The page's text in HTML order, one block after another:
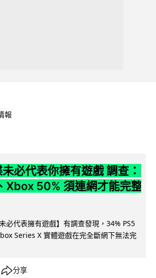
報
必代表你擁有遊戲 調查：
Xbox 50% 須連網才能完整
必代表擁有遊戲】有調查發現，34% PS5
Series X 實體遊戲在完全斷網下無法完
分享